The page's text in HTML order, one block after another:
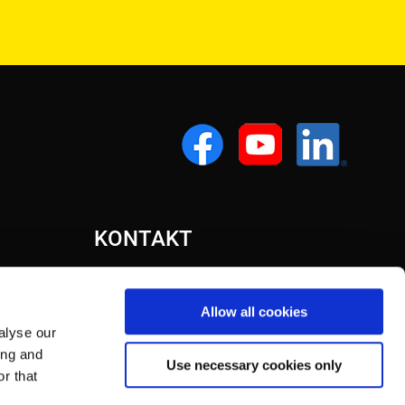
our
and
that
Allow all cookies
Use necessary cookies only
KONTAKT